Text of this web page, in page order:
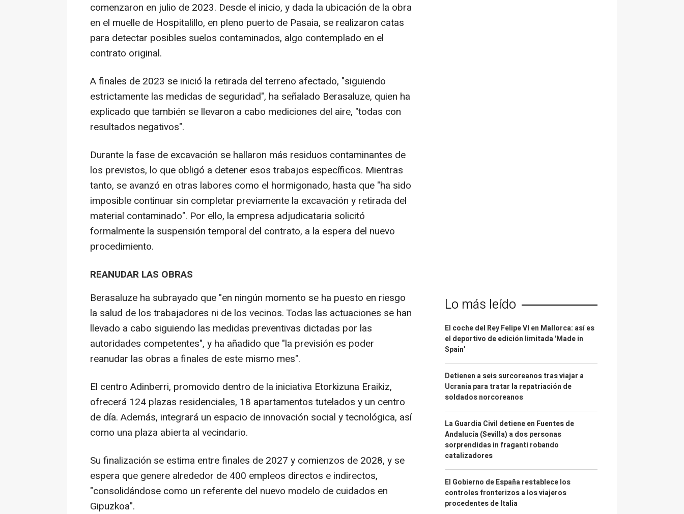
comenzaron en julio de 2023. Desde el inicio, y dada la ubicación de la obra
en el muelle de Hospitalillo, en pleno puerto de Pasaia, se realizaron catas
para detectar posibles suelos contaminados, algo contemplado en el
contrato original.
A finales de 2023 se inició la retirada del terreno afectado, "siguiendo
estrictamente las medidas de seguridad", ha señalado Berasaluze, quien ha
explicado que también se llevaron a cabo mediciones del aire, "todas con
resultados negativos".
Durante la fase de excavación se hallaron más residuos contaminantes de
los previstos, lo que obligó a detener esos trabajos específicos. Mientras
tanto, se avanzó en otras labores como el hormigonado, hasta que "ha sido
imposible continuar sin completar previamente la excavación y retirada del
material contaminado". Por ello, la empresa adjudicataria solicitó
formalmente la suspensión temporal del contrato, a la espera del nuevo
procedimiento.
REANUDAR LAS OBRAS
Berasaluze ha subrayado que "en ningún momento se ha puesto en riesgo
la salud de los trabajadores ni de los vecinos. Todas las actuaciones se han
llevado a cabo siguiendo las medidas preventivas dictadas por las
autoridades competentes", y ha añadido que "la previsión es poder
reanudar las obras a finales de este mismo mes".
El centro Adinberri, promovido dentro de la iniciativa Etorkizuna Eraikiz,
ofrecerá 124 plazas residenciales, 18 apartamentos tutelados y un centro
de día. Además, integrará un espacio de innovación social y tecnológica, así
como una plaza abierta al vecindario.
Su finalización se estima entre finales de 2027 y comienzos de 2028, y se
espera que genere alrededor de 400 empleos directos e indirectos,
"consolidándose como un referente del nuevo modelo de cuidados en
Gipuzkoa".
Lo más leído
El coche del Rey Felipe VI en Mallorca: así es
el deportivo de edición limitada 'Made in
Spain'
Detienen a seis surcoreanos tras viajar a
Ucrania para tratar la repatriación de
soldados norcoreanos
La Guardia Civil detiene en Fuentes de
Andalucía (Sevilla) a dos personas
sorprendidas in fraganti robando
catalizadores
El Gobierno de España restablece los
controles fronterizos a los viajeros
procedentes de Italia